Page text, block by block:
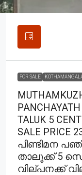
FOR SALE
TALUK 5
SALE PRICE
പിണ്ടിമന
താലൂക്ക് 5
വില്പനക്ക്